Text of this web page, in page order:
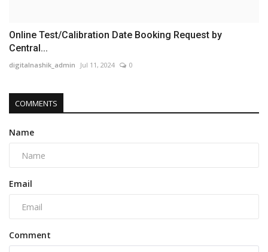
Online Test/Calibration Date Booking Request by
Central...
digitalnashik_admin Jul 11, 2024 0
COMMENTS
Name
Email
Comment